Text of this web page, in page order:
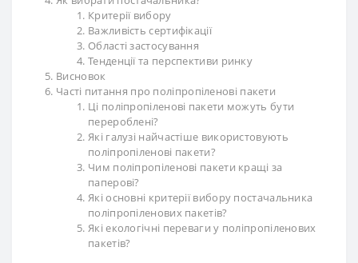
Критерії вибору
Важливість сертифікації
Області застосування
Тенденції та перспективи ринку
Висновок
Часті питання про поліпропіленові пакети
Ці поліпропіленові пакети можуть бути
перероблені?
Які галузі найчастіше використовують
поліпропіленові пакети?
Чим поліпропіленові пакети кращі за
паперові?
Які основні критерії вибору постачальника
поліпропіленових пакетів?
Які екологічні переваги у поліпропіленових
пакетів?